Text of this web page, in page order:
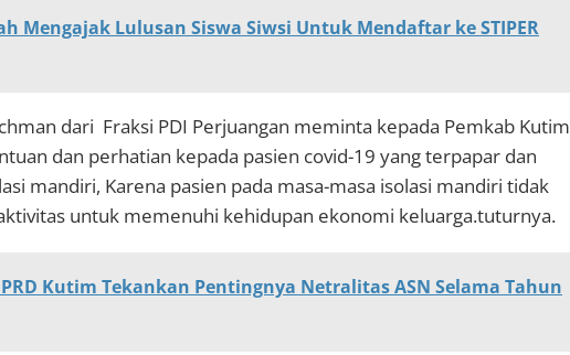
Mengajak Lulusan Siswa Siwsi Untuk Mendaftar ke STIPER
dari Fraksi PDI Perjuangan meminta kepada Pemkab Kutim
dan perhatian kepada pasien covid-19 yang terpapar dan
mandiri, Karena pasien pada masa-masa isolasi mandiri tidak
untuk memenuhi kehidupan ekonomi keluarga.tuturnya.
Kutim Tekankan Pentingnya Netralitas ASN Selama Tahun